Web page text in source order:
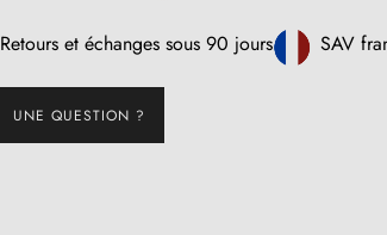
Retours et échanges sous 90 jours SAV
UNE QUESTION ?